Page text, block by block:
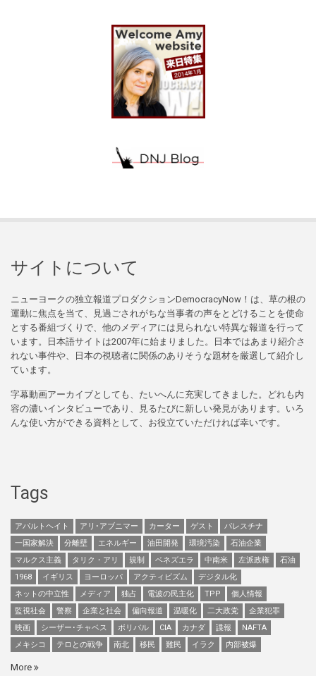
サイトについて
ニューヨークの独立報道プロダクションDemocracyNow！は、草の根の
運動に焦点を当て、見過ごされがちな当事者の声をとどけることを使命
とする番組づくりで、他のメディアには見られない特異な報道を行って
います。日本語サイトは2007年に始まりました。日本ではあまり紹介さ
れない事件や、日本の視聴者に関係のありそうな題材を厳選して紹介し
ています。
字幕動画アーカイブとしても、たいへんに充実してきました。どれも内
容の濃いインタビューであり、見るたびに新しい発見があります。いろ
んな使い方ができる資料として、お役立ていただければ幸いです。
Tags
アパルトヘイト アリ･アブニマー カーター ゲスト
パレスチナ
一国家解決
分離壁 エネルギー 油田開発 環境汚染
石油企業
マルクス主義
タリク・アリ 規制 ベネズエラ 中南米 左派政権
石油
1968
イギリス ヨーロッパ アクティビズム
デジタル化
ネットの中立性
メディア 独占 電波の民主化 TPP
個人情報
監視社会
警察 企業と社会 偏向報道 温暖化 二大政党
企業犯罪
映画
シーザー･チャベス ボリバル CIA カナダ 諜報
NAFTA
メキシコ
テロとの戦争 南北 移民 難民 イラク 内部被爆
More